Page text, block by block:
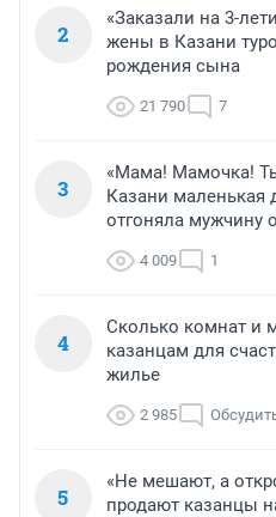
2
«Заказали на 3-
жены в Казани
рождения сына
21 790 7
3
«Мама! Мамочка!
Казани маленькая
отгоняла мужчину
4 009 1
4
Сколько комнат и
казанцам для
жилье
2 985
5
«Не мешают, а
продают казанцы